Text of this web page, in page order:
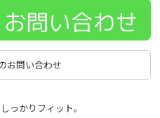
お問い合わせ
っかりフィット。